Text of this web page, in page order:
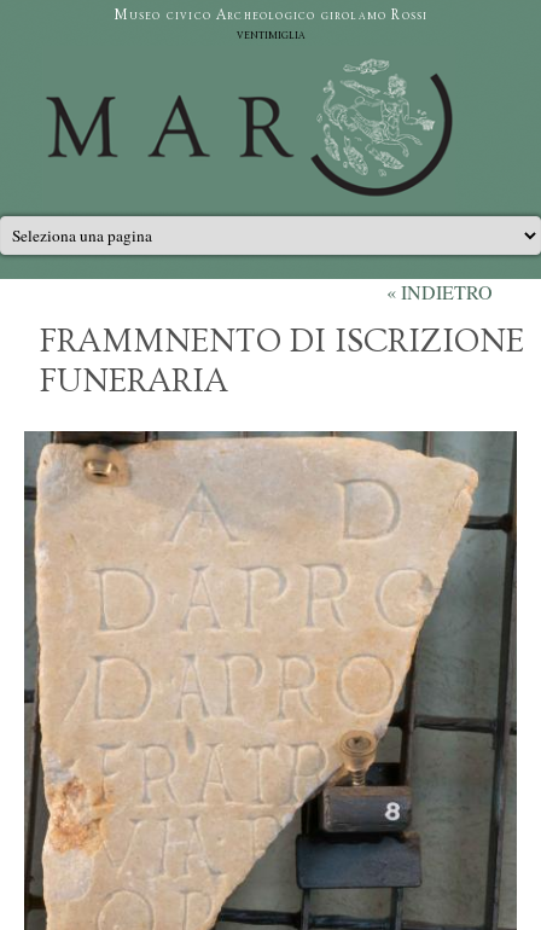
Salta al contenuto principaleMuseo civico Archeologico girolamo Rossi
ventimiglia
Menu principale « INDIETRO
FRAMMNENTO DI ISCRIZIONE
FUNERARIA